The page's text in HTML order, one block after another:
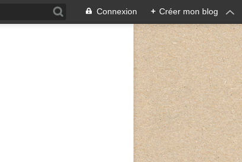
Connexion + Créer mon blog